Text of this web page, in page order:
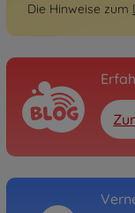
Die Hinweise zum